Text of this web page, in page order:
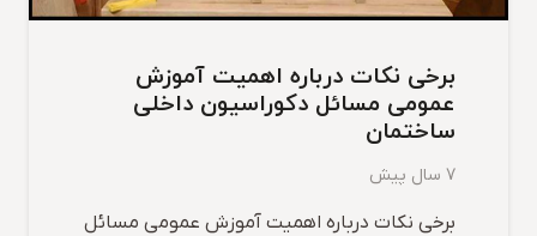
برخی نکات درباره اهمیت آموزش
عمومی مسائل دکوراسیون داخلی
ساختمان
7 سال پیش
برخی نکات درباره اهمیت آموزش عمومی مسائل